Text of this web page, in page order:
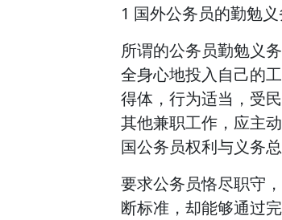
1 国外公务员的勤勉
所谓的公务员勤勉义
全身心地投入自己的
得体，行为适当，受
其他兼职工作，应主
国公务员权利与义务
要求公务员恪尽职守
断标准，却能够通过